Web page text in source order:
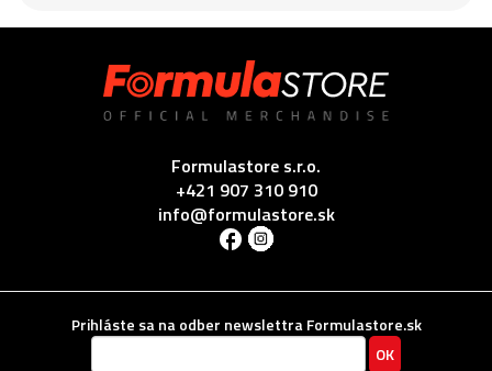
Formulastore s.r.o.
+421 907 310 910
info@formulastore.sk
Prihláste sa na odber newslettra Formulastore.sk